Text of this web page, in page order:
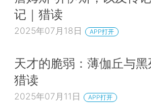
记｜猎读
2025年07月18日 APP打开
天才的脆弱：薄伽丘与黑
猎读
2025年07月11日 APP打开